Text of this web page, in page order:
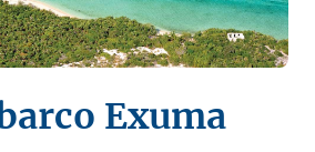
Exuma